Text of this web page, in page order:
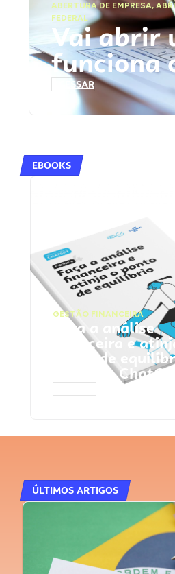
ABERTURA DE EMPRESA,
FEDERAL
Vai abrir
funciona
ACESSAR
EBOOKS
GESTÃO FINANCEIRA
Faça a análise
financeira e
ponto de
Prompts ChatGPT
ÚLTIMOS ARTIGOS